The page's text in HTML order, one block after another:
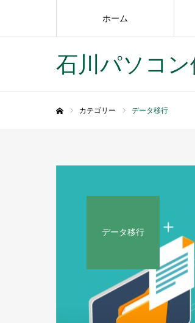
石川パソコ
ホーム
カテゴリー データ移行
データ移行